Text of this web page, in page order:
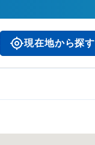
現在地から探す